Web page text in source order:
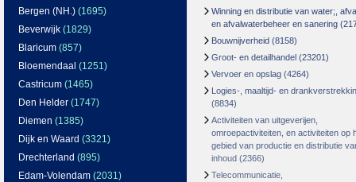
Bergen (NH.) (1695)
Beverwijk (1829)
Blaricum (857)
Bloemendaal (1251)
Castricum (1465)
Den Helder (1747)
Diemen (1385)
Dijk en Waard (3321)
Drechterland (895)
Edam-Volendam (2031)
Winning en distributie van water;,
en afvalwaterbeheer en sanering
Bouwnijverheid (8158)
Groot- en detailhandel (23201)
Vervoer en opslag (4264)
Logies-, maaltijd- en
(8834)
Activiteiten van uitgeverijen,
omroepactiviteiten, en activiteiten op
gebied van productie en distributie
inhoud (2366)
Telecommunicatie,